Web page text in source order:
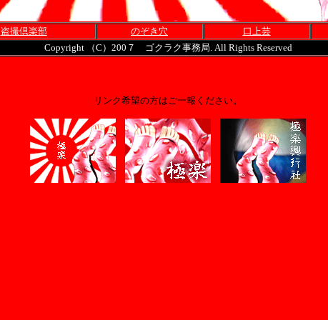
盗撮倶楽部 のぞき穴
口上芸
Copyright （C）200７ ゴクラク事務局. All Rights Reserved
リンク希望の方はご一報ください。